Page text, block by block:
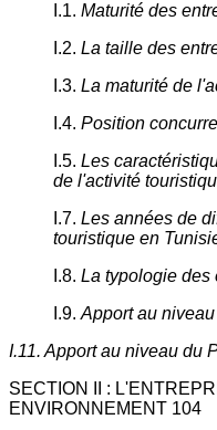
I.1. Maturité des
I.2. La taille des
I.3. La maturité de
I.4. Position
I.5. Les
de l'activité
I.7. Les années de
touristique en
I.8. La typologie des
I.9. Apport au
I.11. Apport au niveau du
SECTION II :
ENVIRONNEMENT 104